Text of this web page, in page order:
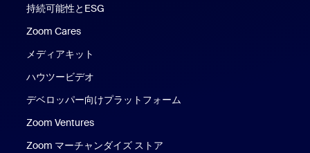
持続可能性とESG
Zoom Cares
メディアキット
ハウツービデオ
デベロッパー向けプラットフォーム
Zoom Ventures
Zoom マーチャンダイズ ストア